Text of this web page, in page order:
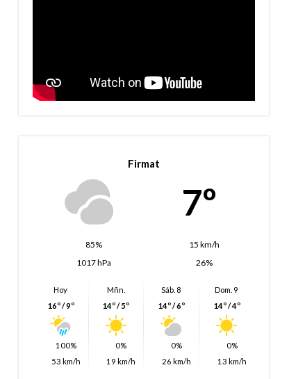
Firmat
7º
85%
15 km/h
1017 hPa
26%
Hoy
16º / 9º
100%
53 km/h
Mñn.
14º / 5º
0%
19 km/h
Sáb. 8
14º / 6º
0%
26 km/h
Dom. 9
14º / 4º
0%
13 km/h